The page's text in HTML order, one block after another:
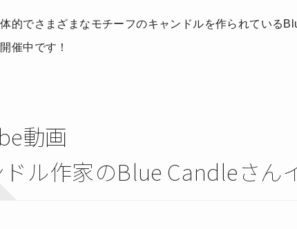
的でさまざまなモチーフのキャンドルを作られている
催中です！
動画
ル作家のBlue Candleさん